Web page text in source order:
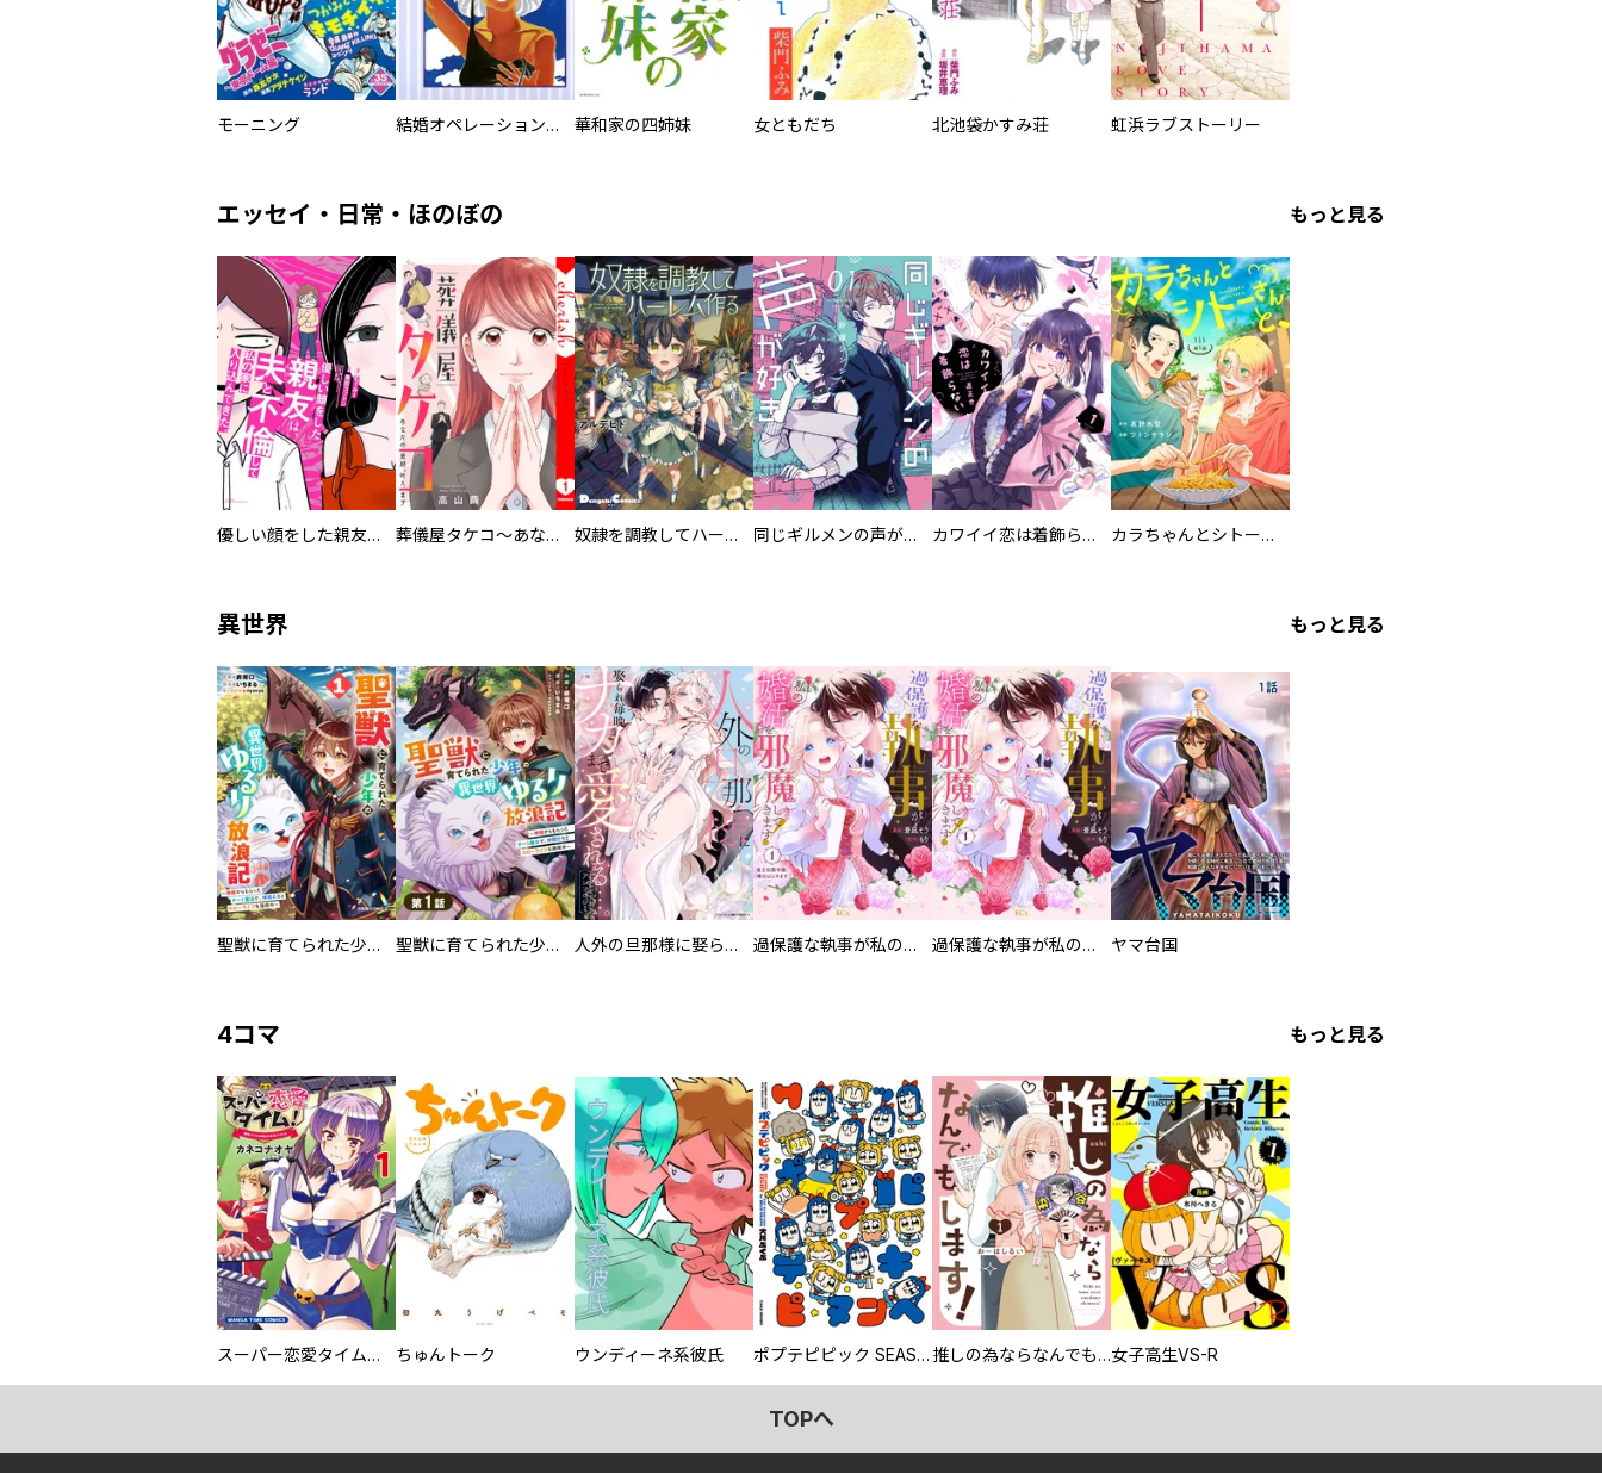
モーニング 結婚オペレーション１０ｔｏ６ 華和家の四姉妹 女ともだち 北池袋かすみ荘 虹浜ラブストーリー
エッセイ・日常・ほのぼの もっと見る
優しい顔をした親友は、夫と不倫して私の家に入り込んできた。 葬儀屋タケコ～あなたの最期、叶えます【電子単行本版】 奴隷を調教してハーレム作る 同じギルメンの声が好き カワイイ恋は着飾らない カラちゃんとシトーさんと、 【分冊版】
異世界 もっと見る
聖獣に育てられた少年の異世界ゆるり放浪記～神様からもらったチート魔法で、仲間たちとスローライフを満喫中～ 聖獣に育てられた少年の異世界ゆるり放浪記～神様からもらったチート魔法で、仲間たちとスローライフを満喫中～【分冊版】 人外の旦那様に娶られ毎晩ナカまで愛される…。アンソロジー 過保護な執事が私の婚活を邪魔してきます！ 分冊版 過保護な執事が私の婚活を邪魔してきます！ ヤマ台国
4コマ もっと見る
スーパー恋愛タイム！～現場でドＳな彼女は自宅でデレる～ ちゅんトーク ウンディーネ系彼氏 ポプテピピック SEASON EIGHT 推しの為ならなんでもします！女子高生VS-R
TOPへ